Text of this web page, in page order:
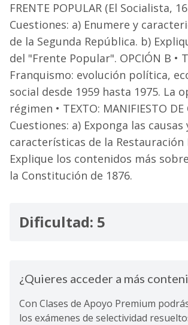
FRENTE POPULAR (El Socialista,
Cuestiones: a) Enumere y
de la Segunda República. b)
del "Frente Popular". OPCIÓN B •
Franquismo: evolución política,
social desde 1959 hasta 1975. La
régimen • TEXTO: MANIFIESTO DE
Cuestiones: a) Exponga las causas
características de la Restauración
Explique los contenidos más
la Constitución de 1876.
Dificultad: 5
¿Quieres acceder a más
Con Clases de Apoyo Premium
los exámenes de selectividad